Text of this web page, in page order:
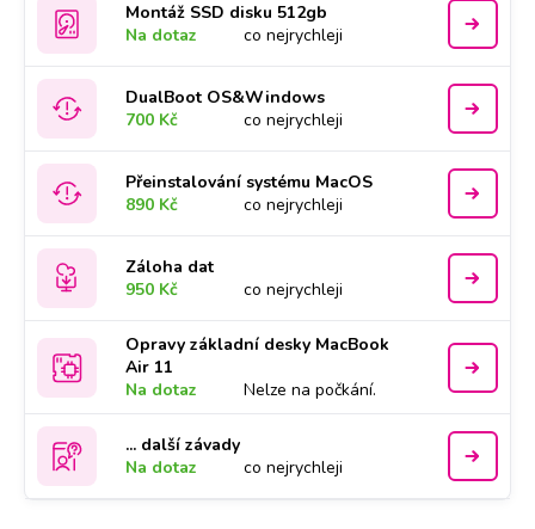
Montáž SSD disku 512gb
Na dotaz
co nejrychleji
DualBoot OS&Windows
700 Kč
co nejrychleji
Přeinstalování systému MacOS
890 Kč
co nejrychleji
Záloha dat
950 Kč
co nejrychleji
Opravy základní desky MacBook
Air 11
Na dotaz
Nelze na počkání.
... další závady
Na dotaz
co nejrychleji